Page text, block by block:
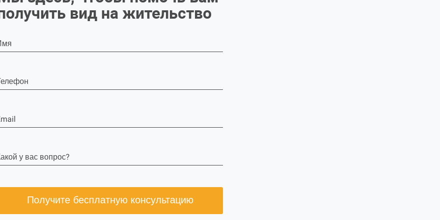
вид на жительство
у вас вопрос?
Получите бесплатную консультацию